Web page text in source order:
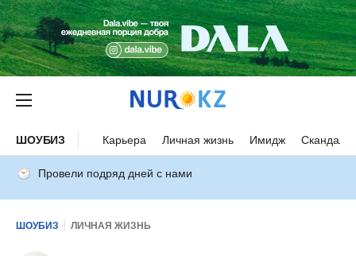
ШОУБИЗ Карьера Личная жизнь Имидж Скандалы
Провели подряд дней с нами
ШОУБИЗ ЛИЧНАЯ ЖИЗНЬ